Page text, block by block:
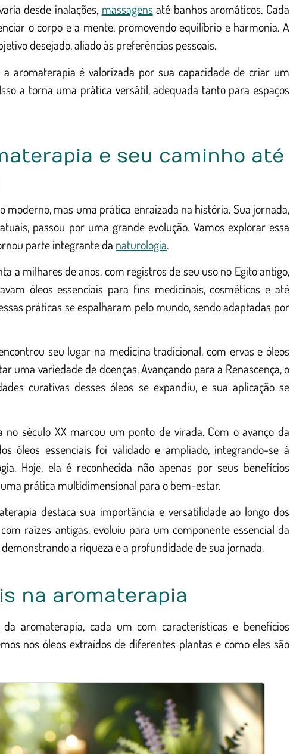
desde inalações, massagens até banhos aromáticos. Cada
o corpo e a mente, promovendo equilíbrio e harmonia. A
desejado, aliado às preferências pessoais.
aromaterapia é valorizada por sua capacidade de criar um
a torna uma prática versátil, adequada tanto para espaços
e seu caminho até
moderno, mas uma prática enraizada na história. Sua jornada,
passou por uma grande evolução. Vamos explorar essa
parte integrante da naturologia.
a milhares de anos, com registros de seu uso no Egito antigo,
óleos essenciais para fins medicinais, cosméticos e até
práticas se espalharam pelo mundo, sendo adaptadas por
seu lugar na medicina tradicional, com ervas e óleos
uma variedade de doenças. Avançando para a Renascença, o
curativas desses óleos se expandiu, e sua aplicação se
no século XX marcou um ponto de virada. Com o avanço da
óleos essenciais foi validado e ampliado, integrando-se à
Hoje, ela é reconhecida não apenas por seus benefícios
prática multidimensional para o bem-estar.
destaca sua importância e versatilidade ao longo dos
raízes antigas, evoluiu para um componente essencial da
a riqueza e a profundidade de sua jornada.
na aromaterapia
aromaterapia, cada um com características e benefícios
nos óleos extraídos de diferentes plantas e como eles são